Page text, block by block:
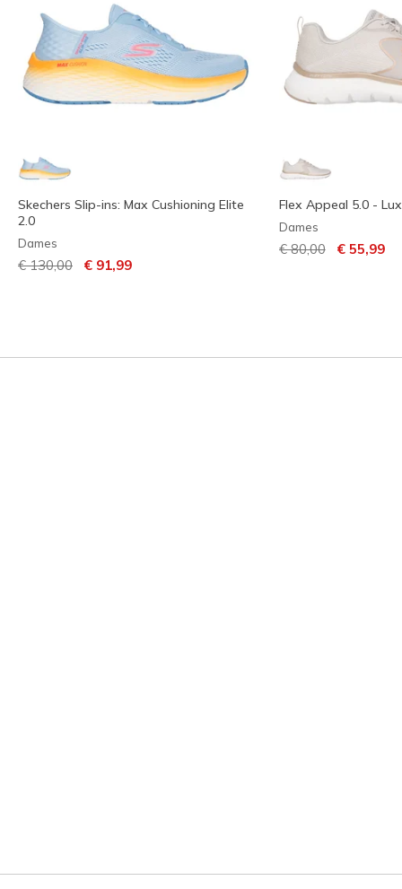
Skechers Slip-ins: Max Cushioning Elite
2.0
Dames
Prijs verlaagd van
€ 130,00 naar
€ 91,99
Flex Appeal 5.0 -
Dames
Prijs verlaagd van
€ 80,00naar
€ 55,99